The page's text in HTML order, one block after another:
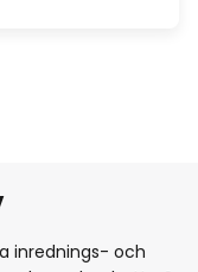
inrednings- och